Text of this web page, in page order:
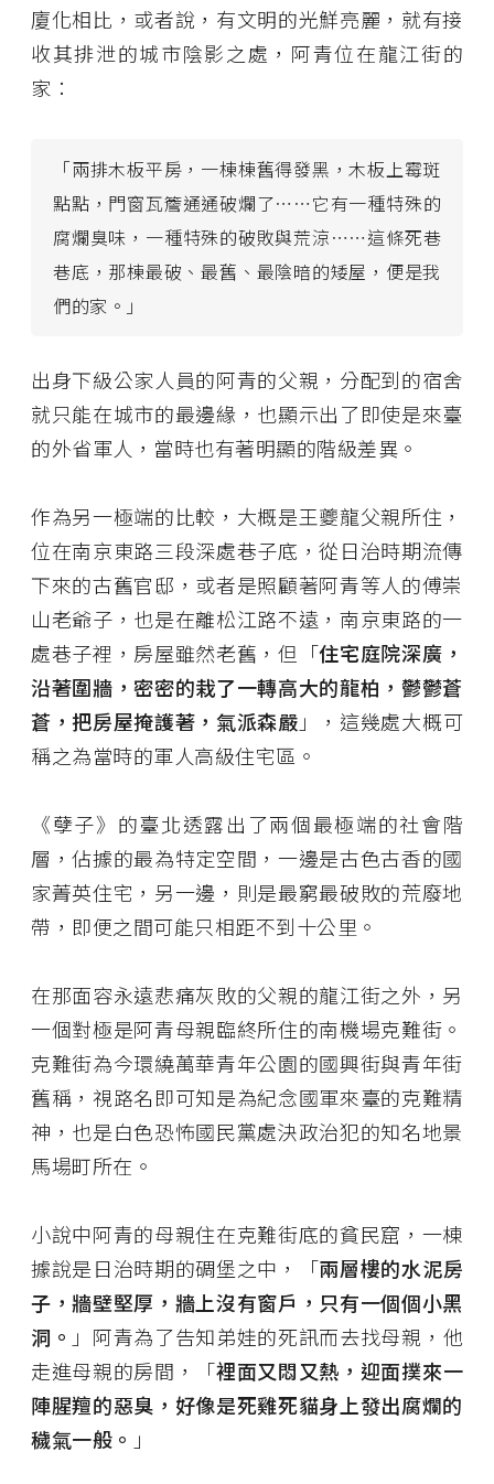
廈化相比，或者說，有文明的光鮮亮麗，就有接
收其排泄的城市陰影之處，阿青位在龍江街的
家：
「兩排木板平房，一棟棟舊得發黑，木板上霉斑
點點，門窗瓦簷通通破爛了⋯⋯它有一種特殊的
腐爛臭味，一種特殊的破敗與荒涼⋯⋯這條死巷
巷底，那棟最破、最舊、最陰暗的矮屋，便是我
們的家。」
出身下級公家人員的阿青的父親，分配到的宿舍
就只能在城市的最邊緣，也顯示出了即使是來臺
的外省軍人，當時也有著明顯的階級差異。
作為另一極端的比較，大概是王夔龍父親所住，
位在南京東路三段深處巷子底，從日治時期流傳
下來的古舊官邸，或者是照顧著阿青等人的傅崇
山老爺子，也是在離松江路不遠，南京東路的一
處巷子裡，房屋雖然老舊，但「住宅庭院深廣，
沿著圍牆，密密的栽了一轉高大的龍柏，鬱鬱蒼
蒼，把房屋掩護著，氣派森嚴 」，這幾處大概可
稱之為當時的軍人高級住宅區。
《孽子》的臺北透露出了兩個最極端的社會階
層，佔據的最為特定空間，一邊是古色古香的國
家菁英住宅，另一邊，則是最窮最破敗的荒廢地
帶，即便之間可能只相距不到十公里。
在那面容永遠悲痛灰敗的父親的龍江街之外，另
一個對極是阿青母親臨終所住的南機場克難街。
克難街為今環繞萬華青年公園的國興街與青年街
舊稱，視路名即可知是為紀念國軍來臺的克難精
神，也是白色恐怖國民黨處決政治犯的知名地景
馬場町所在。
小說中阿青的母親住在克難街底的貧民窟，一棟
據說是日治時期的碉堡之中，「兩層樓的水泥房
子，牆壁堅厚，牆上沒有窗戶，只有一個個小黑
洞。 」阿青為了告知弟娃的死訊而去找母親，他
走進母親的房間，「裡面又悶又熱，迎面撲來一
陣腥羶的惡臭，好像是死雞死貓身上發出腐爛的
穢氣一般。 」